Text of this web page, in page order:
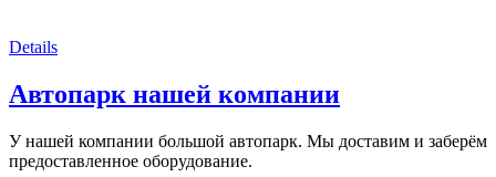
Details
Автопарк нашей компании
У нашей компании большой автопарк. Мы доставим и заберём
предоставленное оборудование.